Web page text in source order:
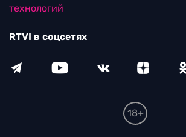
технологий
RTVI в соцсетях
18+